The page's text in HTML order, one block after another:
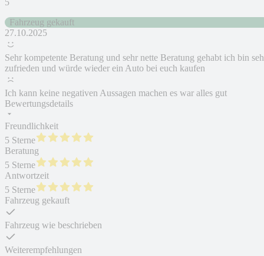
5
Fahrzeug gekauft
27.10.2025
Sehr kompetente Beratung und sehr nette Beratung gehabt ich bin
zufrieden und würde wieder ein Auto bei euch kaufen
Ich kann keine negativen Aussagen machen es war alles gut
Bewertungsdetails
Freundlichkeit
5 Sterne
Beratung
5 Sterne
Antwortzeit
5 Sterne
Fahrzeug gekauft
Fahrzeug wie beschrieben
Weiterempfehlungen